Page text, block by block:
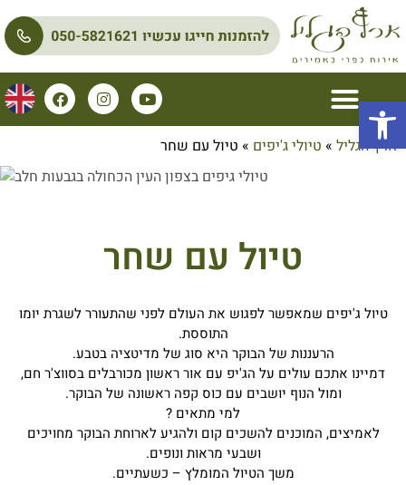
פתח סרגל נגישות
ארץ הגליל » טיולי ג'יפים » טיול עם שחר
טיול עם שחר
טיול ג'יפים שמאפשר לפגוש את העולם לפני שהתעורר לשגרת יומו
התוססת.
הרעננות של הבוקר היא סוג של מדיטציה בטבע.
דמיינו אתכם עולים על הג'יפ עם אור ראשון מכורבלים בסווצ'ר חם,
ומול הנוף יושבים עם כוס קפה ראשונה של הבוקר.
למי מתאים ?
לאמיצים, המוכנים להשכים קום ולהגיע לארוחת הבוקר מחויכים
ושבעי מראות ונופים.
משך הטיול המומלץ – כשעתיים.